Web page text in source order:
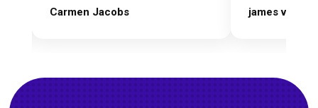
james van oranje Marcel Thijs